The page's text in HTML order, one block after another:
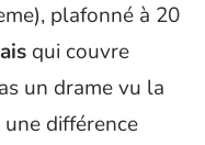
plafonné à 20
qui couvre
un drame vu la
une différence